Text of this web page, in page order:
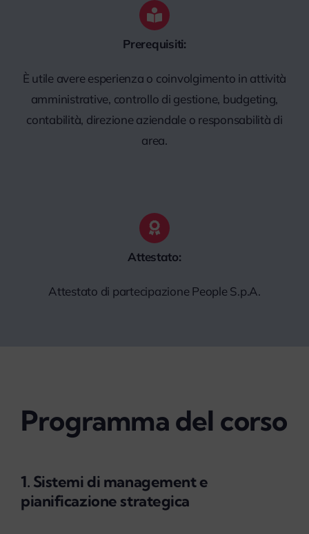
Prerequisiti:
È utile avere esperienza o coinvolgimento in attività
amministrative, controllo di gestione, budgeting,
contabilità, direzione aziendale o responsabilità di
area.
Attestato:
Attestato di partecipazione People S.p.A.
Programma del corso
1. Sistemi di management e
pianificazione strategica